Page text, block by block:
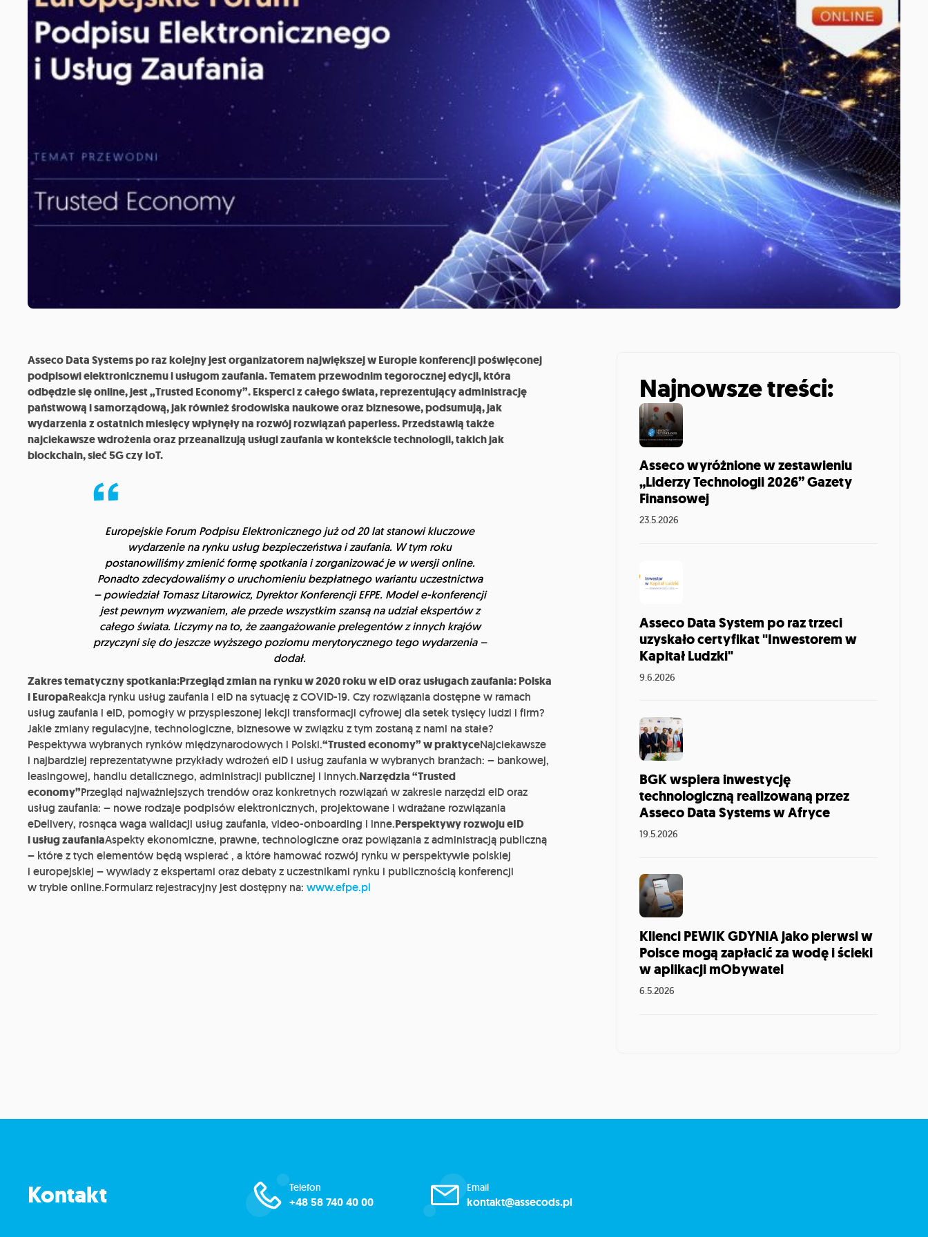
Asseco Data Systems po raz kolejny jest organizatorem największej w Europie konferencji poświęconej
podpisowi elektronicznemu i usługom zaufania. Tematem przewodnim tegorocznej edycji, która
odbędzie się online, jest „Trusted Economy”. Eksperci z całego świata, reprezentujący administrację
państwową i samorządową, jak również środowiska naukowe oraz biznesowe, podsumują, jak
wydarzenia z ostatnich miesięcy wpłynęły na rozwój rozwiązań paperless. Przedstawią także
najciekawsze wdrożenia oraz przeanalizują usługi zaufania w kontekście technologii, takich jak
blockchain, sieć 5G czy IoT.
Europejskie Forum Podpisu Elektronicznego już od 20 lat stanowi kluczowe
wydarzenie na rynku usług bezpieczeństwa i zaufania. W tym roku
postanowiliśmy zmienić formę spotkania i zorganizować je w wersji online.
Ponadtozdecydowaliśmy o uruchomieniu bezpłatnego wariantu uczestnictwa
– powiedział Tomasz Litarowicz, Dyrektor Konferencji EFPE. Model e-konferencji
jest pewnym wyzwaniem, ale przede wszystkim szansą na udział ekspertów z
całego świata. Liczymy na to, że zaangażowanie prelegentów z innych krajów
przyczyni się do jeszcze wyższego poziomu merytorycznego tego wydarzenia–
dodał.
Zakres tematyczny spotkania:Przegląd zmian na rynku w 2020 roku w eID oraz usługach zaufania: Polska
i EuropaReakcja rynku usług zaufania i eID na sytuację z COVID-19. Czy rozwiązania dostępne w ramach
usług zaufania i eID, pomogły w przyspieszonej lekcji transformacji cyfrowej dla setek tysięcy ludzi i firm?
Jakie zmiany regulacyjne, technologiczne, biznesowe w związku z tym zostaną z nami na stałe?
Pespektywa wybranych rynków międzynarodowych i Polski.“Trusted economy” w praktyceNajciekawsze
i najbardziej reprezentatywne przykłady wdrożeń eID i usług zaufania w wybranych branżach: – bankowej,
leasingowej, handlu detalicznego, administracji publicznej i innych.Narzędzia “Trusted
economy”Przegląd najważniejszych trendów oraz konkretnych rozwiązań w zakresie narzędzi eID oraz
usług zaufania: – nowe rodzaje podpisów elektronicznych, projektowane i wdrażane rozwiązania
eDelivery, rosnąca waga walidacji usług zaufania, video-onboarding i inne.Perspektywy rozwoju eID
i usług zaufaniaAspekty ekonomiczne, prawne, technologiczne oraz powiązania z administracją publiczną
– które z tych elementów będą wspierać , a które hamować rozwój rynku w perspektywie polskiej
i europejskiej – wywiady z ekspertami oraz debaty z uczestnikami rynku i publicznością konferencji
w trybie online.Formularz rejestracyjny jest dostępny na: www.efpe.pl
Najnowsze treści:
Asseco wyróżnione w zestawieniu
„Liderzy Technologii 2026” Gazety
Finansowej
23.5.2026
Asseco Data System po raz trzeci
uzyskało certyfikat "Inwestorem w
Kapitał Ludzki"
9.6.2026
BGK wspiera inwestycję
technologiczną realizowaną przez
Asseco Data Systems w Afryce
19.5.2026
Klienci PEWIK GDYNIA jako pierwsi w
Polsce mogą zapłacić za wodę i ścieki
w aplikacji mObywatel
6.5.2026
Kontakt Telefon
+48 58 740 40 00
Email
kontakt@assecods.pl